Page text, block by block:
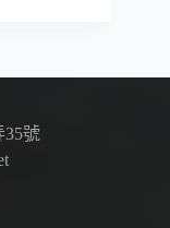
35號